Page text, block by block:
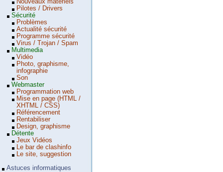
Nouveaux matériels
Pilotes / Drivers
Sécurité
Problèmes
Actualité sécurité
Programme sécurité
Virus / Trojan / Spam
Multimedia
Vidéo
Photo, graphisme,
infographie
Son
Webmaster
Programmation web
Mise en page (HTML /
XHTML / CSS)
Référencement
Rentabiliser
Design, graphisme
Détente
Jeux Vidéos
Le bar de clashinfo
Le site, suggestion
Astuces informatiques